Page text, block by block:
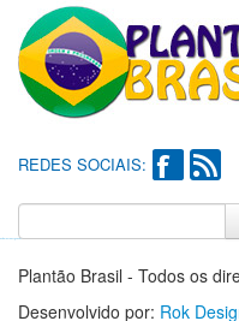
REDES SOCIAIS:
Plantão Brasil - Todos os
Desenvolvido por: Rok